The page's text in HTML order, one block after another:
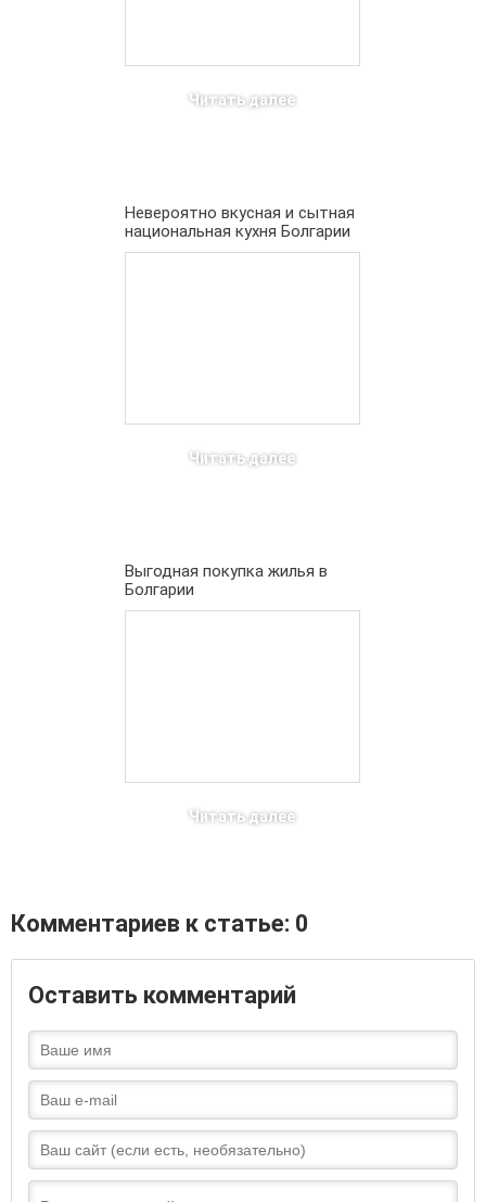
Читать далее
Невероятно вкусная и сытная
национальная кухня Болгарии
Читать далее
Выгодная покупка жилья в
Болгарии
Читать далее
Комментариев к статье: 0
Оставить комментарий